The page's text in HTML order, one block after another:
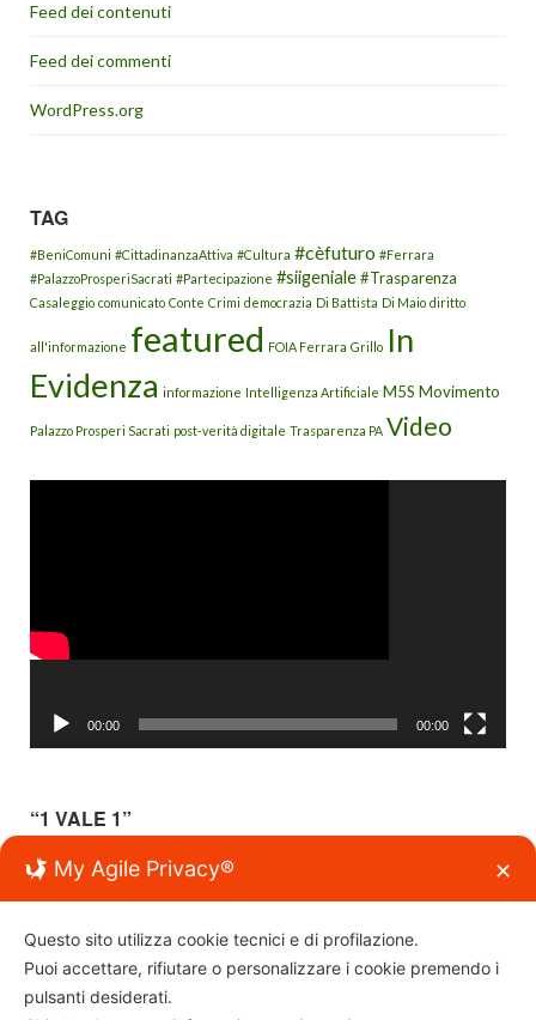
Feed dei contenuti
Feed dei commenti
WordPress.org
TAG
#BeniComuni #CittadinanzaAttiva #Cultura #cèfuturo #Ferrara
#PalazzoProsperiSacrati #Partecipazione #siigeniale#Trasparenza
Casaleggio comunicato Conte Crimi democrazia Di Battista Di Maio diritto
all'informazione featured FOIA Ferrara Grillo In
Evidenza informazione Intelligenza Artificiale M5S Movimento
Palazzo Prosperi Sacrati post-verità digitale Trasparenza PA Video
00:00 00:00
“1 VALE 1”
civile e democratica (antifascista), per la condivisione e la
partecipazione dei cittadini tutti, senza distinzione di età, sesso,
My Agile Privacy® ✕
Questo sito utilizza cookie tecnici e di profilazione.
Puoi accettare, rifiutare o personalizzare i cookie premendo i
pulsanti desiderati.